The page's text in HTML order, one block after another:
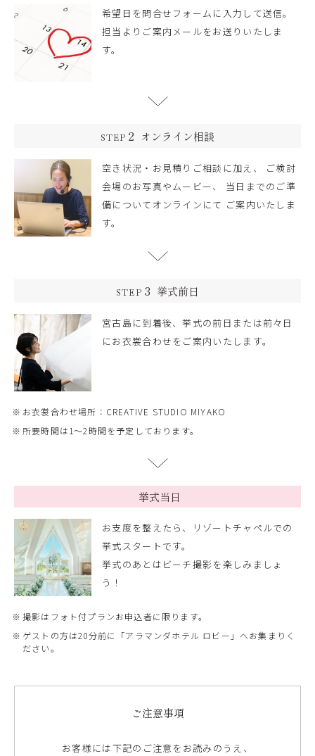
希望日を問合せフォームに入力して送信。
担当よりご案内メールをお送りいたしま
す。
STEP 2 オンライン相談
空き状況・お見積りご相談に加え、 ご検討
会場のお写真やムービー、 当日までのご準
備についてオンラインにて ご案内いたしま
す。
STEP 3 挙式前日
宮古島に到着後、挙式の前日または前々日
にお衣裳合わせをご案内いたします。
お衣裳合わせ場所：CREATIVE STUDIO MIYAKO
所要時間は1～2時間を予定しております。
挙式当日
お支度を整えたら、リゾートチャペルでの
挙式スタートです。
挙式のあとはビーチ撮影を楽しみましょ
う！
撮影はフォト付プランお申込者に限ります。
ゲストの方は20分前に「アラマンダホテル ロビー」へお集まりく
ださい。
ご注意事項
お客様には下記のご注意をお読みのうえ、